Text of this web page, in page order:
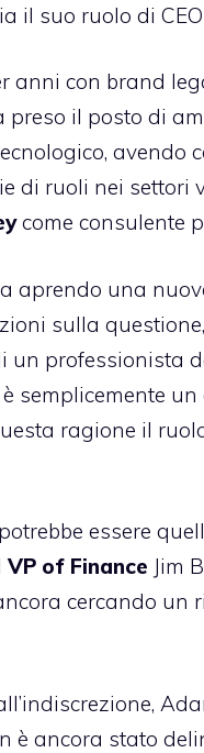
il suo ruolo di
con brand
preso il posto di
avendo
di ruoli nei settori
come consulente
aprendo una
sulla
un professionista
semplicemente
ragione il
potrebbe essere
VP of Finance Jim
cercando un
è ancora stato